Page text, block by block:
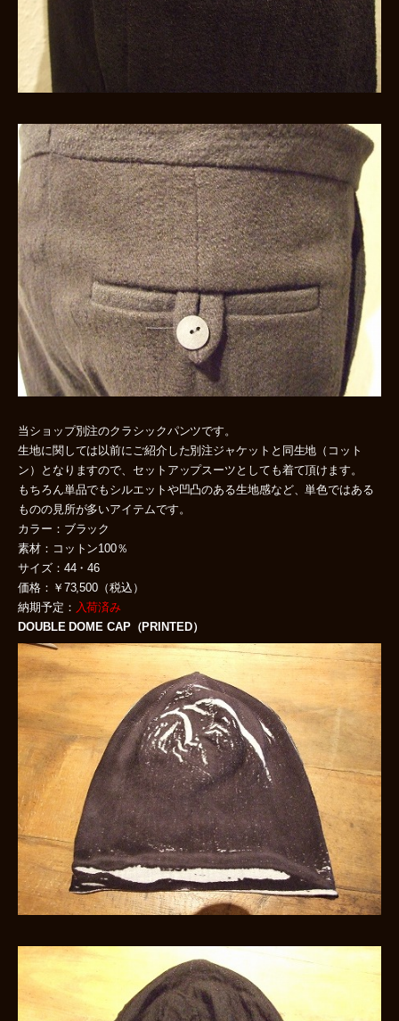
当ショップ別注のクラシックパンツです。
生地に関しては以前にご紹介した別注ジャケットと同生地（コット
ン）となりますので、セットアップスーツとしても着て頂けます。
もちろん単品でもシルエットや凹凸のある生地感など、単色ではある
ものの見所が多いアイテムです。
カラー：ブラック
素材：コットン100％
サイズ：44・46
価格：￥73,500（税込）
納期予定： 入荷済み
DOUBLE DOME CAP（PRINTED）